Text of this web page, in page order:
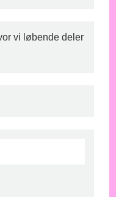
vi løbende deler